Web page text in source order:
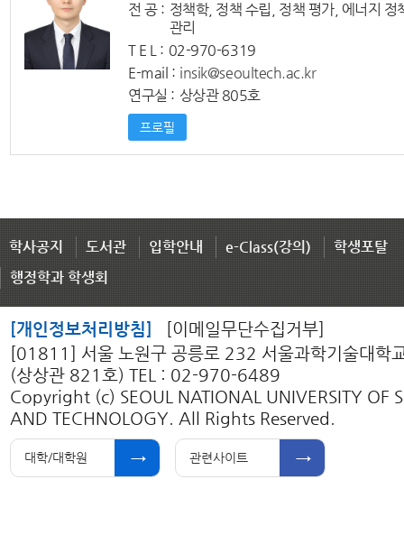
전 공 : 정책학, 정책 수립, 정책 평가, 에너지 정
관리
T E L : 02-970-6319
E-mail : insik@seoultech.ac.kr
연구실 : 상상관 805호
프로필
학사공지 도서관 입학안내 e-Class(강의)
학생포탈
행정학과 학생회
[개인정보처리방침]
[이메일무단수집거부]
[01811] 서울 노원구 공릉로 232 서울과학기술대학
(상상관 821호) TEL : 02-970-6489
Copyright (c) SEOUL NATIONAL UNIVERSITY OF
AND TECHNOLOGY. All Rights Reserved.
대학/대학원 관련사이트